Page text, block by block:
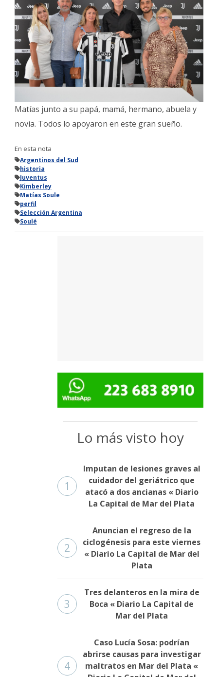
Matías junto a su papá, mamá, hermano, abuela y
novia. Todos lo apoyaron en este gran sueño.
En esta nota
Argentinos del Sud
historia
Juventus
Kimberley
Matías Soule
perfil
Selección Argentina
Soulé
Lo más visto hoy
1
Imputan de lesiones graves al
cuidador del geriátrico que
atacó a dos ancianas « Diario
La Capital de Mar del Plata
2
Anuncian el regreso de la
ciclogénesis para este viernes
« Diario La Capital de Mar del
Plata
3
Tres delanteros en la mira de
Boca « Diario La Capital de
Mar del Plata
4
Caso Lucía Sosa: podrían
abrirse causas para investigar
maltratos en Mar del Plata «